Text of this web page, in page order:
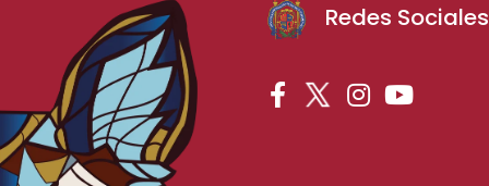
Redes Sociales